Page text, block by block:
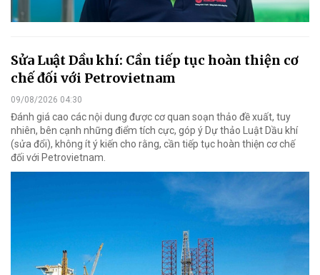
Sửa Luật Dầu khí: Cần tiếp tục hoàn thiện cơ
chế đối với Petrovietnam
09/08/2026 04:30
Đánh giá cao các nội dung được cơ quan soạn thảo đề xuất, tuy
nhiên, bên cạnh những điểm tích cực, góp ý Dự thảo Luật Dầu khí
(sửa đổi), không ít ý kiến cho rằng, cần tiếp tục hoàn thiện cơ chế
đối với Petrovietnam.